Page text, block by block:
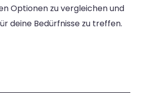
Optionen zu vergleichen und
deine Bedürfnisse zu treffen.